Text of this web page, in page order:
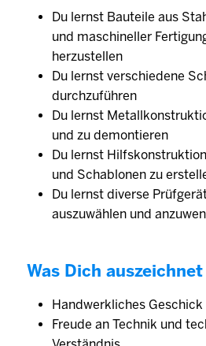
Du lernst Bauteile aus
und maschineller
herzustellen
Du lernst verschiedene
durchzuführen
Du lernst
und zu demontieren
Du lernst
und Schablonen zu
Du lernst diverse
auszuwählen und
Was Dich auszeichnet
Handwerkliches Geschick
Freude an Technik und